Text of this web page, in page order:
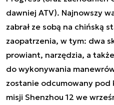
dawniej ATV). Najnowszy
zabrał ze sobą na chińską
zaopatrzenia, w tym: dwa
prowiant, narzędzia, a
do wykonywania
zostanie odcumowany pod
misji Shenzhou 12 we